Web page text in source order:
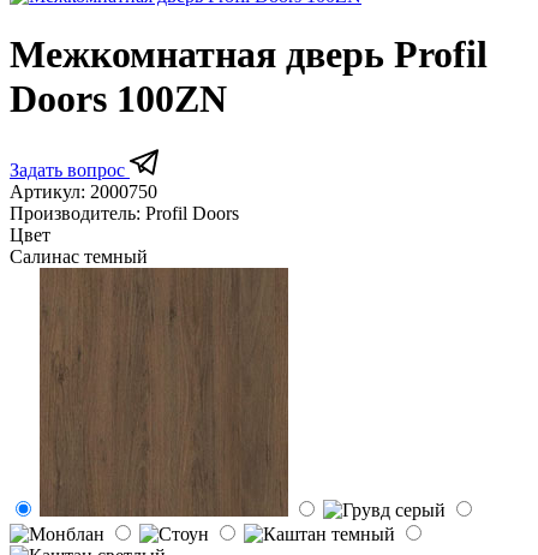
Межкомнатная дверь Profil
Doors 100ZN
Задать вопрос
Артикул: 2000750
Производитель: Profil Doors
Цвет
Салинас темный